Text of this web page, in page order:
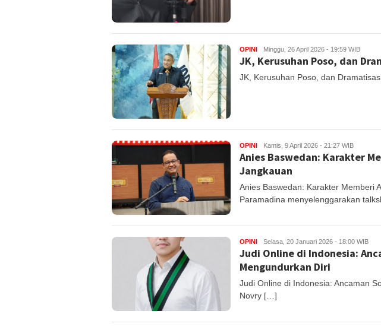
OPINI Minggu, 26 April 2026 - 19:59 WIB
JK, Kerusuhan Poso, dan
JK, Kerusuhan Poso, dan
OPINI Kamis, 9 April 2026 - 21:27 WIB
Anies Baswedan: Karakter
Jangkauan
Anies Baswedan: Karakter Memberi
Paramadina menyelenggarakan
OPINI Selasa, 20 Januari 2026 - 18:00 WIB
Judi Online di Indonesia:
Mengundurkan Diri
Judi Online di Indonesia: Ancaman
Novry […]